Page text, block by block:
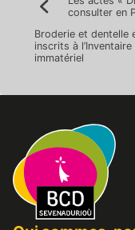
de
l’article
Précédent:consulter en
Broderie et dentelle
inscrits à
immatériel